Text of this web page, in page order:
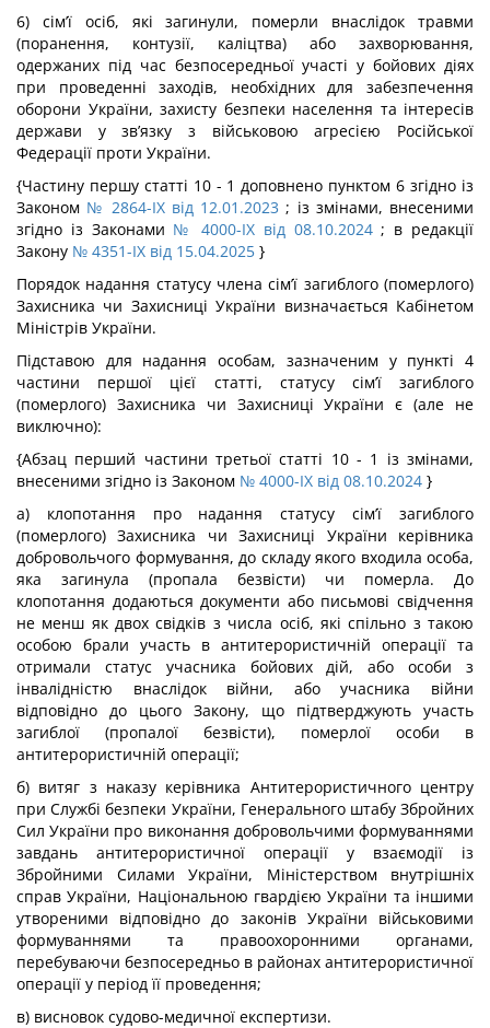
6) сім’ї осіб, які загинули, померли внаслідок травми
(поранення, контузії, каліцтва) або захворювання,
одержаних під час безпосередньої участі у бойових діях
при проведенні заходів, необхідних для забезпечення
оборони України, захисту безпеки населення та інтересів
держави у зв’язку з військовою агресією Російської
Федерації проти України.
{Частину першу статті 10 - 1 доповнено пунктом 6 згідно із
Законом № 2864-IX від 12.01.2023 ; із змінами, внесеними
згідно із Законами № 4000-IX від 08.10.2024; в редакції
Закону № 4351-IX від 15.04.2025 }
Порядок надання статусу члена сім’ї загиблого (померлого)
Захисника чи Захисниці України визначається Кабінетом
Міністрів України.
Підставою для надання особам, зазначеним у пункті 4
частини першої цієї статті, статусу сім’ї загиблого
(померлого) Захисника чи Захисниці України є (але не
виключно):
{Абзац перший частини третьої статті 10 - 1 із змінами,
внесеними згідно із Законом № 4000-IX від 08.10.2024 }
а) клопотання про надання статусу сім’ї загиблого
(померлого) Захисника чи Захисниці України керівника
добровольчого формування, до складу якого входила особа,
яка загинула (пропала безвісти) чи померла. До
клопотання додаються документи або письмові свідчення
не менш як двох свідків з числа осіб, які спільно з такою
особою брали участь в антитерористичній операції та
отримали статус учасника бойових дій, або особи з
інвалідністю внаслідок війни, або учасника війни
відповідно до цього Закону, що підтверджують участь
загиблої (пропалої безвісти), померлої особи в
антитерористичній операції;
б) витяг з наказу керівника Антитерористичного центру
при Службі безпеки України, Генерального штабу Збройних
Сил України про виконання добровольчими формуваннями
завдань антитерористичної операції у взаємодії із
Збройними Силами України, Міністерством внутрішніх
справ України, Національною гвардією України та іншими
утвореними відповідно до законів України військовими
формуваннями та правоохоронними органами,
перебуваючи безпосередньо в районах антитерористичної
операції у період її проведення;
в) висновок судово-медичної експертизи.